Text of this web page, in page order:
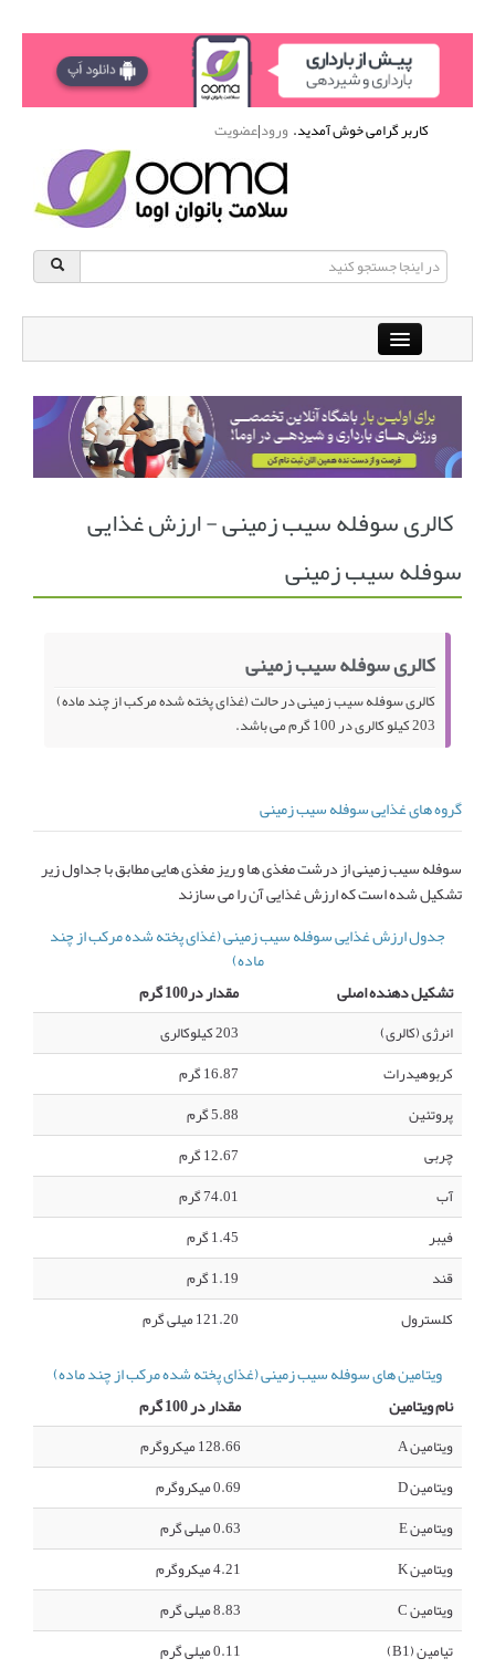
کاربر گرامی خوش آمدید.ورود|عضویت
باشگاه آنلاین ورزشی اوما
دانشنامه سلامت بانوان پرسش و پاسخ
انجمن متخصصین زنان و اوما انتخاب نام کودک
فهرست مواد غذایی
کالری سوفله سیب زمینی - ارزش غذایی
سوفله سیب زمینی
کالری سوفله سیب زمینی
کالری سوفله سیب زمینی در حالت (غذای پخته شده مرکب از چند ماده)
203 کیلو کالری در 100 گرم می باشد.
گروه های غذایی سوفله سیب زمینی
سوفله سیب زمینی از درشت مغذی ها و ریز مغذی هایی مطابق با جداول زیر
تشکیل شده است که ارزش غذایی آن را می سازند
جدول ارزش غذایی سوفله سیب زمینی (غذای پخته شده مرکب از چند
ماده)
تشکیل دهنده اصلی
مقدار در100 گرم
انرژی (کالری)
203 کیلوکالری
کربوهیدرات
16.87 گرم
پروتئین
5.88 گرم
چربی
12.67 گرم
آب
74.01 گرم
فیبر
1.45 گرم
قند
1.19 گرم
کلسترول
121.20 میلی گرم
ویتامین های سوفله سیب زمینی (غذای پخته شده مرکب از چند ماده)
نام ویتامین
مقدار در 100 گرم
ویتامین A
128.66 میکروگرم
ویتامین D
0.69 میکروگرم
ویتامین E
0.63 میلی گرم
ویتامین K
4.21 میکروگرم
ویتامین C
8.83 میلی گرم
تیامین (B1)
0.11 میلی گرم